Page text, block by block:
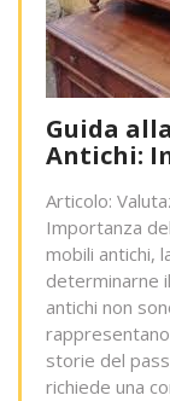
Guida
Antichi:
Articolo:
Importanza
mobili antichi,
determinarne
antichi non
storie del
richiede una